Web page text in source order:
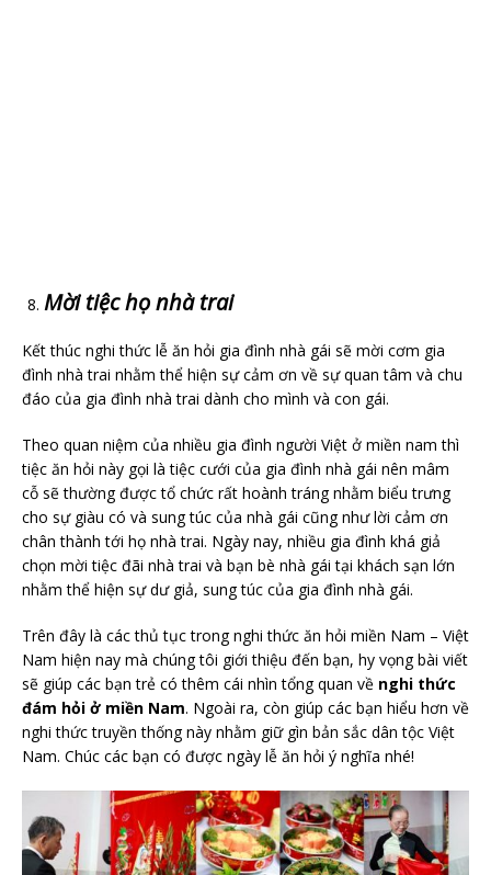
Mời tiệc họ nhà trai
Kết thúc nghi thức lễ ăn hỏi gia đình nhà gái sẽ mời cơm gia
đình nhà trai nhằm thể hiện sự cảm ơn về sự quan tâm và chu
đáo của gia đình nhà trai dành cho mình và con gái.
Theo quan niệm của nhiều gia đình người Việt ở miền nam thì
tiệc ăn hỏi này gọi là tiệc cưới của gia đình nhà gái nên mâm
cỗ sẽ thường được tổ chức rất hoành tráng nhằm biểu trưng
cho sự giàu có và sung túc của nhà gái cũng như lời cảm ơn
chân thành tới họ nhà trai. Ngày nay, nhiều gia đình khá giả
chọn mời tiệc đãi nhà trai và bạn bè nhà gái tại khách sạn lớn
nhằm thể hiện sự dư giả, sung túc của gia đình nhà gái.
Trên đây là các thủ tục trong nghi thức ăn hỏi miền Nam – Việt
Nam hiện nay mà chúng tôi giới thiệu đến bạn, hy vọng bài viết
sẽ giúp các bạn trẻ có thêm cái nhìn tổng quan về nghi thức
đám hỏi ở miền Nam. Ngoài ra, còn giúp các bạn hiểu hơn về
nghi thức truyền thống này nhằm giữ gìn bản sắc dân tộc Việt
Nam. Chúc các bạn có được ngày lễ ăn hỏi ý nghĩa nhé!